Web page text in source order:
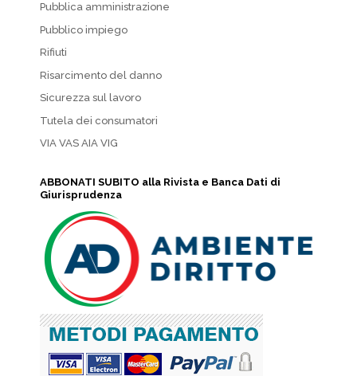
Pubblica amministrazione
Pubblico impiego
Rifiuti
Risarcimento del danno
Sicurezza sul lavoro
Tutela dei consumatori
VIA VAS AIA VIG
ABBONATI SUBITO alla Rivista e Banca Dati di
Giurisprudenza